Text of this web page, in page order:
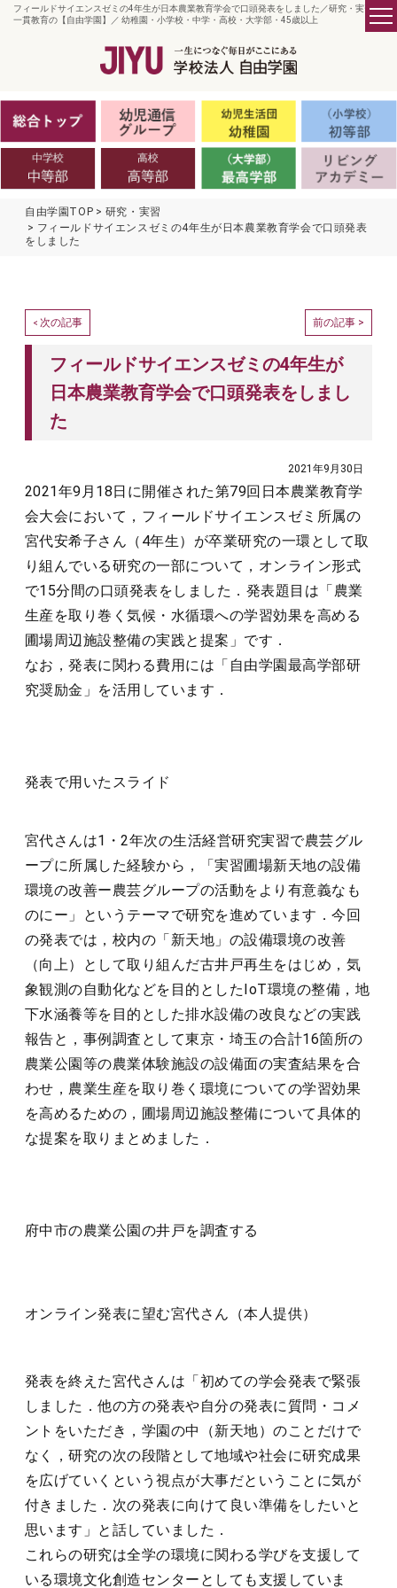
フィールドサイエンスゼミの4年生が日本農業教育学会で口頭発表をしました／研究・実習 -
一貫教育の【自由学園】／ 幼稚園・小学校・中学・高校・大学部・45歳以上
自由学園TOP
研究・実習
フィールドサイエンスゼミの4年生が日本農業教育学会で口頭発表
をしました
< 次の記事 前の記事 >
フィールドサイエンスゼミの4年生が
日本農業教育学会で口頭発表をしまし
た
2021年9月30日
2021年9月18日に開催された第79回日本農業教育学
会大会において，フィールドサイエンスゼミ所属の
宮代安希子さん（4年生）が卒業研究の一環として取
り組んでいる研究の一部について，オンライン形式
で15分間の口頭発表をしました．発表題目は「農業
生産を取り巻く気候・水循環への学習効果を高める
圃場周辺施設整備の実践と提案」です．
なお，発表に関わる費用には「自由学園最高学部研
究奨励金」を活用しています．
発表で用いたスライド
宮代さんは1・2年次の生活経営研究実習で農芸グル
ープに所属した経験から，「実習圃場新天地の設備
環境の改善ー農芸グループの活動をより有意義なも
のにー」というテーマで研究を進めています．今回
の発表では，校内の「新天地」の設備環境の改善
（向上）として取り組んだ古井戸再生をはじめ，気
象観測の自動化などを目的としたIoT環境の整備，地
下水涵養等を目的とした排水設備の改良などの実践
報告と，事例調査として東京・埼玉の合計16箇所の
農業公園等の農業体験施設の設備面の実査結果を合
わせ，農業生産を取り巻く環境についての学習効果
を高めるための，圃場周辺施設整備について具体的
な提案を取りまとめました．
府中市の農業公園の井戸を調査する
オンライン発表に望む宮代さん（本人提供）
発表を終えた宮代さんは「初めての学会発表で緊張
しました．他の方の発表や自分の発表に質問・コメ
ントをいただき，学園の中（新天地）のことだけで
なく，研究の次の段階として地域や社会に研究成果
を広げていくという視点が大事だということに気が
付きました．次の発表に向けて良い準備をしたいと
思います」と話していました．
これらの研究は全学の環境に関わる学びを支援して
いる環境文化創造センターとしても支援していま